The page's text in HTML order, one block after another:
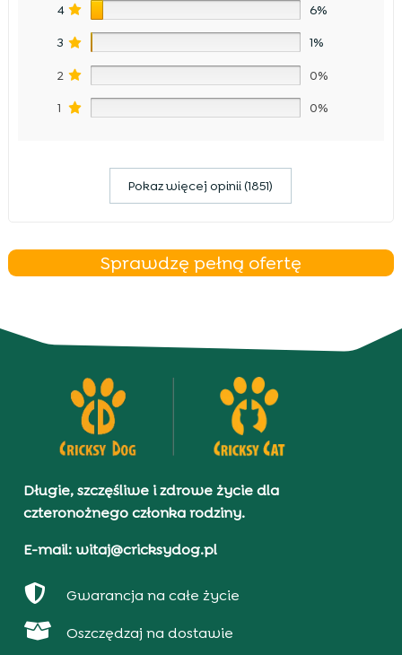
4 6%
3 1%
2 0%
1 0%
Pokaz więcej opinii (1851)
Sprawdzę pełną ofertę
Długie, szczęśliwe i zdrowe życie dla
czteronożnego członka rodziny.
E-mail: witaj@cricksydog.pl
 Gwarancja na całe życie
 Oszczędzaj na dostawie